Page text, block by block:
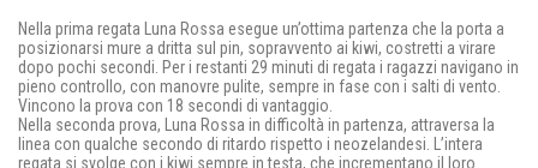
Nella prima regata Luna Rossa esegue un’ottima partenza che la porta a
posizionarsi mure a dritta sul pin, sopravvento ai kiwi, costretti a virare
dopo pochi secondi. Per i restanti 29 minuti di regata i ragazzi navigano in
pieno controllo, con manovre pulite, sempre in fase con i salti di vento.
Vincono la prova con 18 secondi di vantaggio.
Nella seconda prova, Luna Rossa in difficoltà in partenza, attraversa la
linea con qualche secondo di ritardo rispetto i neozelandesi. L’intera
regata si svolge con i kiwi sempre in testa, che incrementano il loro